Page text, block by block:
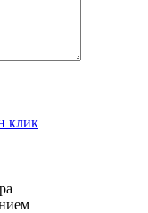
клик